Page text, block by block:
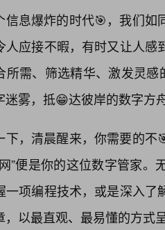
信息爆炸的时代🎯，我们如
人应接不暇，有时又让人
所需、筛选精华、激发灵
迷雾，抵😁达彼岸的数字方
下，清晨醒来，你需要的不
”便是你的这位数字管家
一项编程技术，或是深入
，以最直观、最易懂的方式